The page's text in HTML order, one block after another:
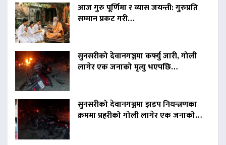
आज गुरु पूर्णिमा र व्यास जयन्ती: गुरुप्रति
सम्मान प्रकट गरी…
सुनसरीको देवानगञ्जमा कर्फ्यु जारी, गोली
लागेर एक जनाको मृत्यु भएपछि…
सुनसरीको देवानगञ्जमा झडप नियन्त्रणका
क्रममा प्रहरीको गोली लागेर एक जनाको…